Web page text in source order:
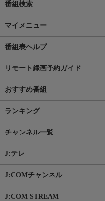
番組検索
マイメニュー
番組表ヘルプ
リモート録画予約ガイド
おすすめ番組
ランキング
チャンネル一覧
J:テレ
J:COMチャンネル
J:COM STREAM